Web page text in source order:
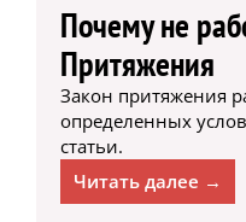
Почему не
Притяжения
Закон притяжения
определенных
статьи.
Читать далее →